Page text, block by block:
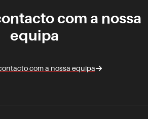
com a nossa
equipa
com a nossa equipa